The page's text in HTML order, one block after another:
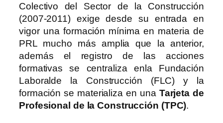
Colectivo del Sector de la Construcción
(2007-2011) exige desde su entrada en
vigor una formación mínima en materia de
PRL mucho más amplia que la anterior,
además el registro de las acciones
formativas se centraliza enla Fundación
Laboralde la Construcción (FLC) y la
formación se materializa en una Tarjeta de
Profesional de la Construcción (TPC).